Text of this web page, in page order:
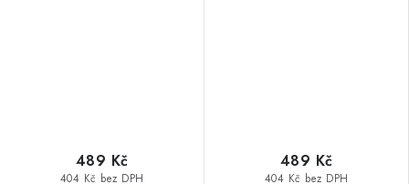
404 Kč bez DPH
489 Kč
404 Kč bez DPH
489 Kč